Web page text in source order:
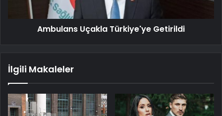
Ambulans Uçakla Türkiye'ye Getirildi
İlgili Makaleler